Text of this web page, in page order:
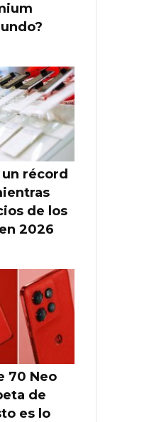
récord
de los
2026
70 Neo
de
es lo